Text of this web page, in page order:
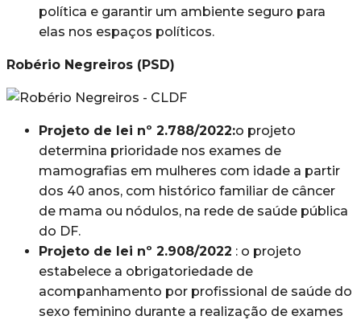
política e garantir um ambiente seguro para
elas nos espaços políticos.
Robério Negreiros (PSD)
Projeto de lei nº 2.788/2022:o projeto
determina prioridade nos exames de
mamografias em mulheres com idade a partir
dos 40 anos, com histórico familiar de câncer
de mama ou nódulos, na rede de saúde pública
do DF.
Projeto de lei nº 2.908/2022 : o projeto
estabelece a obrigatoriedade de
acompanhamento por profissional de saúde do
sexo feminino durante a realização de exames